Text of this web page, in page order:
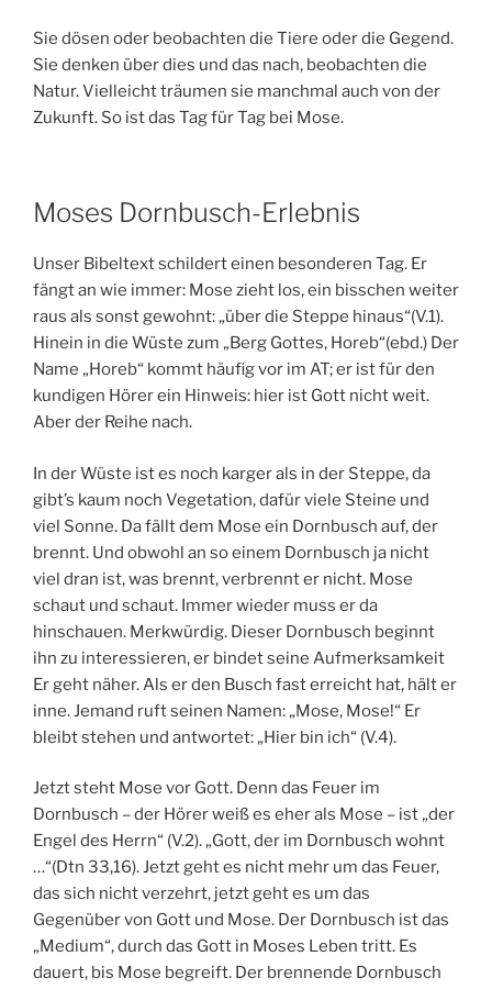
Sie dösen oder beobachten die Tiere oder die Gegend.
Sie denken über dies und das nach, beobachten die
Natur. Vielleicht träumen sie manchmal auch von der
Zukunft. So ist das Tag für Tag bei Mose.
Moses Dornbusch-Erlebnis
Unser Bibeltext schildert einen besonderen Tag. Er
fängt an wie immer: Mose zieht los, ein bisschen weiter
raus als sonst gewohnt: „über die Steppe hinaus“(V.1).
Hinein in die Wüste zum „Berg Gottes, Horeb“(ebd.) Der
Name „Horeb“ kommt häufig vor im AT; er ist für den
kundigen Hörer ein Hinweis: hier ist Gott nicht weit.
Aber der Reihe nach.
In der Wüste ist es noch karger als in der Steppe, da
gibt’s kaum noch Vegetation, dafür viele Steine und
viel Sonne. Da fällt dem Mose ein Dornbusch auf, der
brennt. Und obwohl an so einem Dornbusch ja nicht
viel dran ist, was brennt, verbrennt er nicht. Mose
schaut und schaut. Immer wieder muss er da
hinschauen. Merkwürdig. Dieser Dornbusch beginnt
ihn zu interessieren, er bindet seine Aufmerksamkeit
Er geht näher. Als er den Busch fast erreicht hat, hält er
inne. Jemand ruft seinen Namen: „Mose, Mose!“ Er
bleibt stehen und antwortet: „Hier bin ich“ (V.4).
Jetzt steht Mose vor Gott. Denn das Feuer im
Dornbusch – der Hörer weiß es eher als Mose – ist „der
Engel des Herrn“ (V.2). „Gott, der im Dornbusch wohnt
…“(Dtn 33,16). Jetzt geht es nicht mehr um das Feuer,
das sich nicht verzehrt, jetzt geht es um das
Gegenüber von Gott und Mose. Der Dornbusch ist das
„Medium“, durch das Gott in Moses Leben tritt. Es
dauert, bis Mose begreift. Der brennende Dornbusch